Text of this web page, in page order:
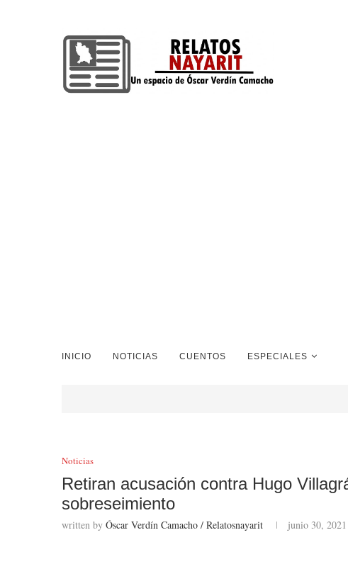
INICIO NOTICIAS CUENTOS ESPECIALES
Noticias
Retiran acusación contra Hugo
sobreseimiento
written by Óscar Verdín Camacho / Relatosnayarit junio 30, 2021